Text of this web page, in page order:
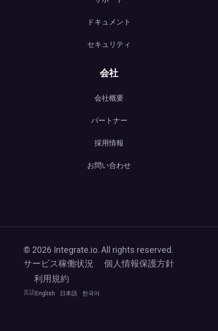
ドキュメント
セキュリティ
会社
会社概要
パートナー
採用情報
お問い合わせ
© 2026 Integrate.io. All rights reserved.
サービス稼働状況
個人情報保護方針
利用規約
言語 English 日本語 한국어